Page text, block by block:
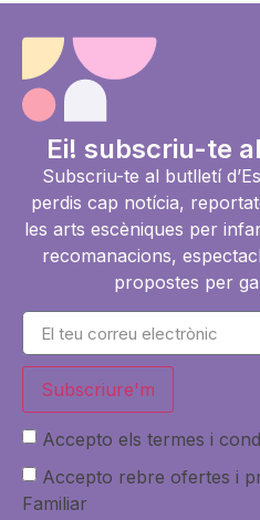
Ei! subscriu-te
Subscriu-te al butlletí
perdis cap notícia,
les arts escèniques per
recomanacions,
propostes per
Subscriure'm
Accepto els termes i
Accepto rebre ofertes i
Familiar